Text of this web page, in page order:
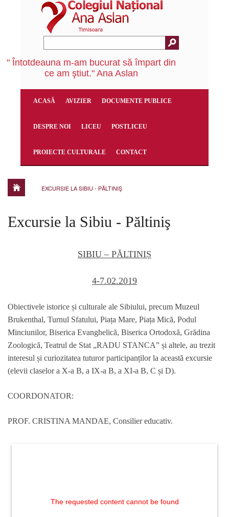
" Întotdeauna m-am bucurat să împart din
ce am ştiut." Ana Aslan
ACASĂ AVIZIER DOCUMENTE PUBLICE
DESPRE NOI LICEU POSTLICEU
PROIECTE CULTURALE CONTACT
EXCURSIE LA SIBIU - PĂLTINIŞ
Excursie la Sibiu - Păltiniş
SIBIU – PĂLTINIȘ
4-7.02.2019
Obiectivele istorice și culturale ale Sibiului, precum Muzeul
Brukenthal, Turnul Sfatului, Piața Mare, Piața Mică, Podul
Minciunilor, Biserica Evanghelică, Biserica Ortodoxă, Grădina
Zoologică, Teatrul de Stat „RADU STANCA” și altele, au trezit
interesul și curiozitatea tuturor participanților la această excursie
(elevii claselor a X-a B, a IX-a B, a XI-a B, C și D).
COORDONATOR:
PROF. CRISTINA MANDAE, Consilier educativ.
The requested content cannot be found